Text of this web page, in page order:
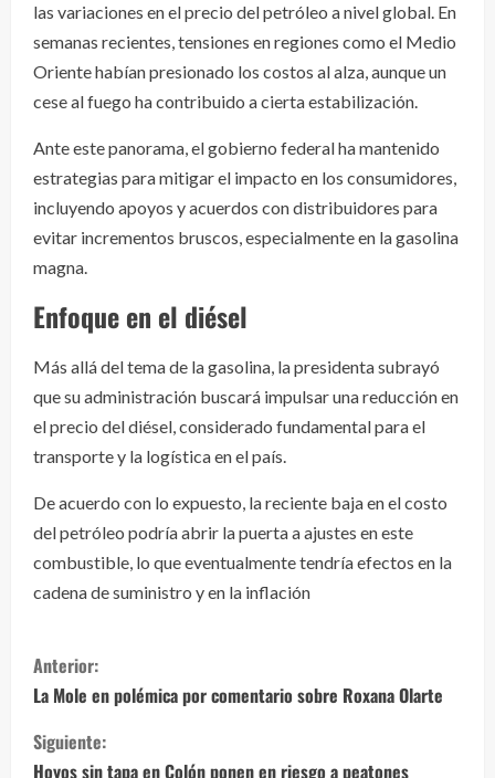
las variaciones en el precio del petróleo a nivel global. En
semanas recientes, tensiones en regiones como el Medio
Oriente habían presionado los costos al alza, aunque un
cese al fuego ha contribuido a cierta estabilización.
Ante este panorama, el gobierno federal ha mantenido
estrategias para mitigar el impacto en los consumidores,
incluyendo apoyos y acuerdos con distribuidores para
evitar incrementos bruscos, especialmente en la gasolina
magna.
Enfoque en el diésel
Más allá del tema de la gasolina, la presidenta subrayó
que su administración buscará impulsar una reducción en
el precio del diésel, considerado fundamental para el
transporte y la logística en el país.
De acuerdo con lo expuesto, la reciente baja en el costo
del petróleo podría abrir la puerta a ajustes en este
combustible, lo que eventualmente tendría efectos en la
cadena de suministro y en la inflación
S
i
g
Anterior:
La Mole en polémica por comentario sobre Roxana Olarte
Siguiente:
Hoyos sin tapa en Colón ponen en riesgo a peatones